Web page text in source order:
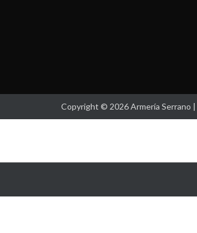
Copyright © 2026 Armería Serrano |